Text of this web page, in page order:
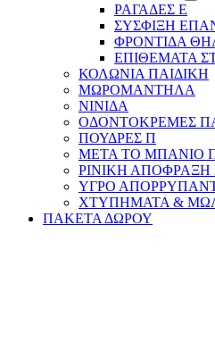
ΡΑΓΑΔΕΣ Ε
ΣΥΣΦΙΞΗ
ΦΡΟΝΤΙΔΑ
ΕΠΙΘΕΜΑΤΑ
ΚΟΛΩΝΙΑ ΠΑΙΔΙΚΗ
ΜΩΡΟΜΑΝΤΗΛΑ
ΝΙΝΙΔΑ
ΟΔΟΝΤΟΚΡΕΜΕΣ
ΠΟΥΔΡΕΣ Π
ΜΕΤΑ ΤΟ ΜΠΑΝΙΟ
ΡΙΝΙΚΗ ΑΠΟΦΡΑΞΗ
ΥΓΡΟ
ΧΤΥΠΗΜΑΤΑ &
ΠΑΚΕΤΑ ΔΩΡΟΥ